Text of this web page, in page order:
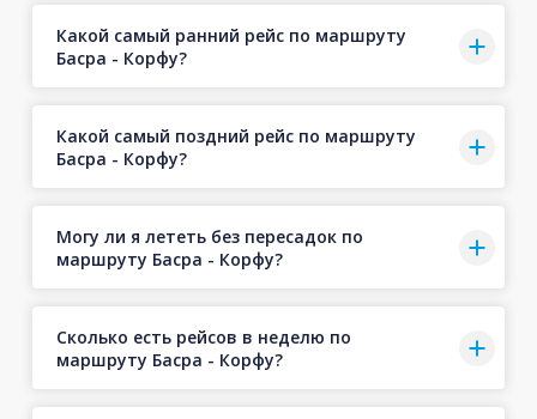
Какой самый ранний рейс по маршруту
Басра - Корфу?
Какой самый поздний рейс по маршруту
Басра - Корфу?
Могу ли я лететь без пересадок по
маршруту Басра - Корфу?
Сколько есть рейсов в неделю по
маршруту Басра - Корфу?